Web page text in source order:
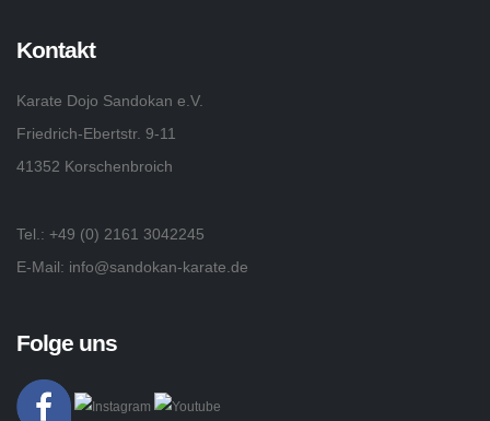
Kontakt
Karate Dojo Sandokan e.V.
Friedrich-Ebertstr. 9-11
41352 Korschenbroich
Tel.: +49 (0) 2161 3042245
E-Mail: info@sandokan-karate.de
Folge uns